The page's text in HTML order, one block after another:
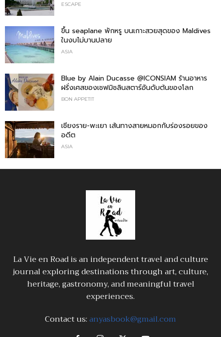
ESCAPE
ขึ้น seaplane พักหรู บนเกาะสวยสุดของ Maldives
ในงบไม่บานปลาย
ASIA
Blue by Alain Ducasse @ICONSIAM ร้านอาหาร
ฝรั่งเศสของเชฟมิชลินสตาร์อันดับต้นของโลก
BON APPETIT
เชียงราย-พะเยา เส้นทางสายหมอกกับร่องรอยของ
อดีต
ASIA
La Vie en Road is an independent travel and culture
journal exploring destinations through art, culture,
heritage, gastronomy, and meaningful travel
experiences.
Contact us:anyasbook@gmail.com